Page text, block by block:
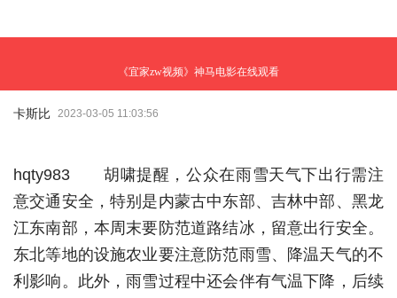
《宜家zw视频》神马电影在线观看
卡斯比 2023-03-05 11:03:56
hqty983 胡啸提醒，公众在雨雪天气下出行需注
意交通安全，特别是内蒙古中东部、吉林中部、黑龙
江东南部，本周末要防范道路结冰，留意出行安全。
东北等地的设施农业要注意防范雨雪、降温天气的不
利影响。此外，雨雪过程中还会伴有气温下降，后续